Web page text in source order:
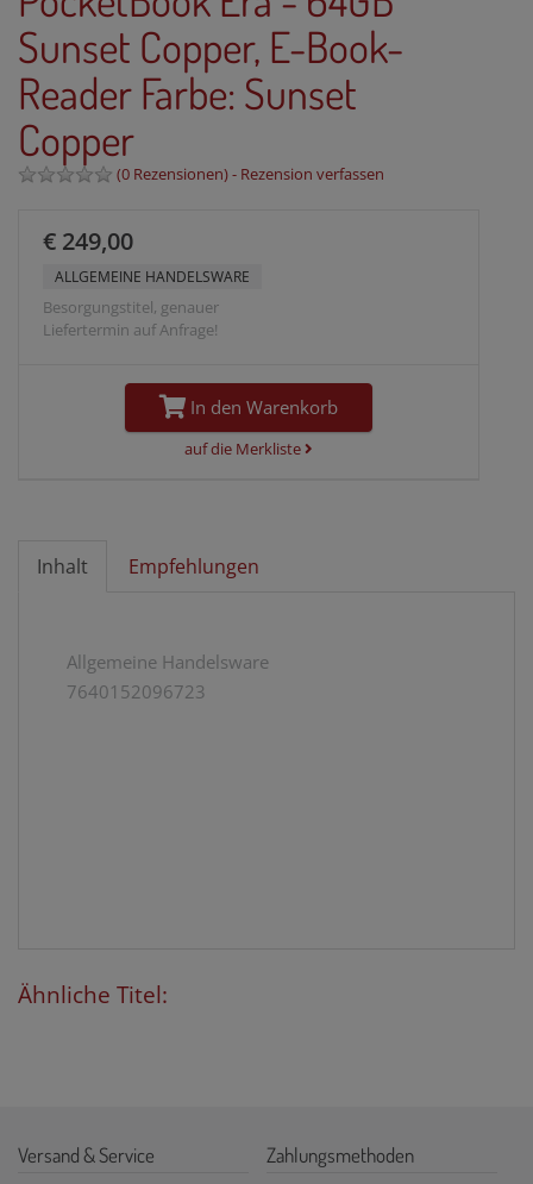
Sunset Copper, E-Book-
Reader Farbe: Sunset
Copper
(0 Rezensionen) - Rezension verfassen
€ 249,00
ALLGEMEINE HANDELSWARE
Besorgungstitel, genauer
Liefertermin auf Anfrage!
In den Warenkorb
auf die Merkliste
Inhalt Empfehlungen
Allgemeine Handelsware
7640152096723
Ähnliche Titel:
Versand & Service Zahlungsmethoden